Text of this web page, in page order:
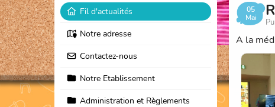
Fil d'actualités
Notre adresse
Contactez-nous
Notre Etablissement
Administration et Règlements
05
Mai
A la